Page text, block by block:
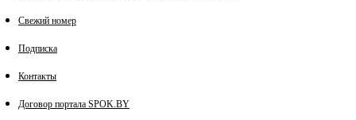
Свежий номер
Подписка
Контакты
Договор портала SPOK.BY